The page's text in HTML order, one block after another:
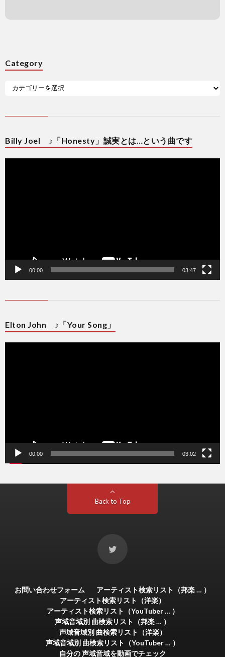
Category
Billy Joel ♪「Honesty」誠実とは…という曲です
動
00:00 03:47
Elton John ♪「Your Song」
動
00:00 03:02
Back to Top
お問い合わせフォーム
アーティスト検索リスト（邦楽 … ）
アーティスト検索リスト（洋楽）
アーティスト検索リスト（YouTuber … ）
声域音域別 曲検索リスト（邦楽 … ）
声域音域別 曲検索リスト（洋楽）
声域音域別 曲検索リスト（YouTuber … ）
自分の 声域音域を動画でチェック